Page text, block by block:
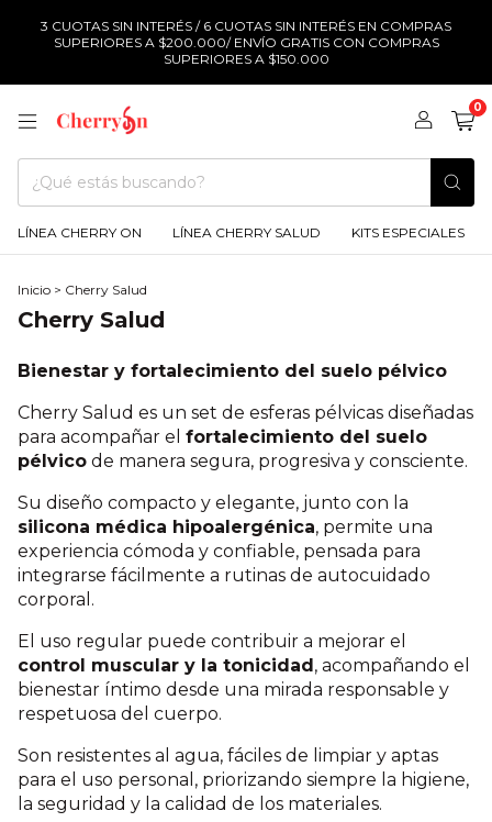
3 CUOTAS SIN INTERÉS / 6 CUOTAS SIN INTERÉS EN COMPRAS
SUPERIORES A $200.000/ ENVÍO GRATIS CON COMPRAS
SUPERIORES A $150.000
0
LÍNEA CHERRY ON LÍNEA CHERRY SALUD KITS ESPECIALES
Inicio > Cherry Salud
Cherry Salud
Bienestar y fortalecimiento del suelo pélvico
Cherry Salud es un set de esferas pélvicas diseñadas
para acompañar el fortalecimiento del suelo
pélvico de manera segura, progresiva y consciente.
Su diseño compacto y elegante, junto con la
silicona médica hipoalergénica, permite una
experiencia cómoda y confiable, pensada para
integrarse fácilmente a rutinas de autocuidado
corporal.
El uso regular puede contribuir a mejorar el
control muscular y la tonicidad, acompañando el
bienestar íntimo desde una mirada responsable y
respetuosa del cuerpo.
Son resistentes al agua, fáciles de limpiar y aptas
para el uso personal, priorizando siempre la higiene,
la seguridad y la calidad de los materiales.